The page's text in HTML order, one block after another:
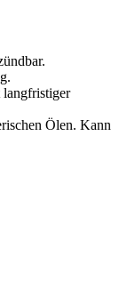
langfristiger
Ölen. Kann